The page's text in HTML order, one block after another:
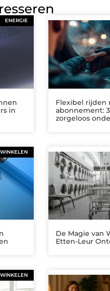
ENERGIE
in
Flexibel rijden
abonnement:
zorgeloos
WINKELEN
De Magie van
Etten-Leur
WINKELEN